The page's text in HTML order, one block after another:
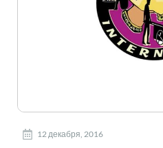
12 декабря, 2016